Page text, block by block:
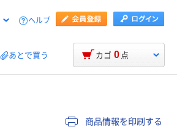
ヘルプ
あとで買う カゴ 0 点
商品情報を印刷する